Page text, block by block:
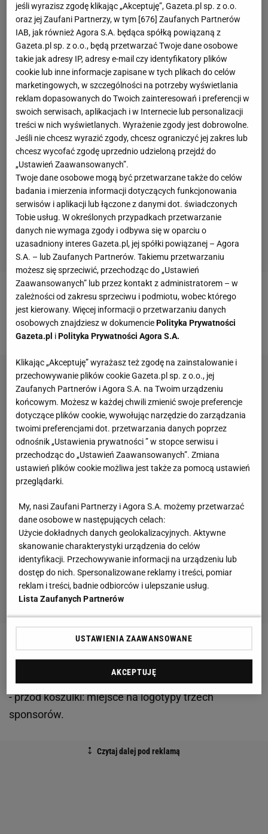
Klub informuje, że projekt powinien obejmować:
- kolory klubowe (zielony, czarny, czerwony),
- tyłkoszulki: numerpiłkarza, nad numerem
- przód koszulki: miejsce na logotypy trzech
sponsorów.
jeśli wyrazisz zgodę klikając „Akceptuję”, Gazeta.pl sp. z o.o.
oraz jej Zaufani Partnerzy, w tym [676] Zaufanych Partnerów
IAB, jak również Agora S.A. będąca spółką powiązaną z
Gazeta.pl sp. z o.o., będą przetwarzać Twoje dane osobowe
takie jak adresy IP, adresy e-mail czy identyfikatory plików
cookie lub inne informacje zapisane w tych plikach do celów
marketingowych, w szczególności na potrzeby wyświetlania
reklam dopasowanych do Twoich zainteresowań i preferencji w
swoich serwisach, aplikacjach i w Internecie lub personalizacji
treści w nich wyświetlanych. Wyrażenie zgody jest dobrowolne.
Jeśli nie chcesz wyrazić zgody, chcesz ograniczyć jej zakres lub
chcesz wycofać zgodę uprzednio udzieloną przejdź do
„Ustawień Zaawansowanych”.
Twoje dane osobowe mogą być przetwarzane także do celów
badania i mierzenia informacji dotyczących funkcjonowania
serwisów i aplikacji lub łączone z danymi dot. świadczonych
Tobie usług. W określonych przypadkach przetwarzanie
danych nie wymaga zgody i odbywa się w oparciu o
uzasadniony interes Gazeta.pl, jej spółki powiązanej – Agora
S.A. – lub Zaufanych Partnerów. Takiemu przetwarzaniu
możesz się sprzeciwić, przechodząc do „Ustawień
Zaawansowanych” lub przez kontakt z administratorem – w
zależności od zakresu sprzeciwu i podmiotu, wobec którego
jest kierowany. Więcej informacji o przetwarzaniu danych
osobowych znajdziesz w dokumenciePolityka Prywatności
Gazeta.pl iPolityka Prywatności Agora S.A.
Klikając „Akceptuję” wyrażasz też zgodę na zainstalowanie i
przechowywanie plików cookie Gazeta.pl sp. z o.o., jej
Zaufanych Partnerów i Agora S.A. na Twoim urządzeniu
końcowym. Możesz w każdej chwili zmienić swoje preferencje
dotyczące plików cookie, wywołując narzędzie do zarządzania
twoimi preferencjami dot. przetwarzania danych poprzez
odnośnik „Ustawienia prywatności ” w stopce serwisu i
przechodząc do „Ustawień Zaawansowanych”. Zmiana
ustawień plików cookie możliwa jest także za pomocą ustawień
przeglądarki.
My, nasi Zaufani Partnerzy i Agora S.A. możemy przetwarzać
dane osobowe w następujących celach:
Użycie dokładnych danych geolokalizacyjnych. Aktywne
skanowanie charakterystyki urządzenia do celów
identyfikacji. Przechowywanie informacji na urządzeniu lub
dostęp do nich. Spersonalizowane reklamy i treści, pomiar
reklam i treści, badnie odbiorców i ulepszanie usług.
Lista Zaufanych Partnerów
USTAWIENIA ZAAWANSOWANE
AKCEPTUJĘ